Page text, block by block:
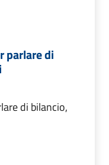
parlare di
di bilancio,